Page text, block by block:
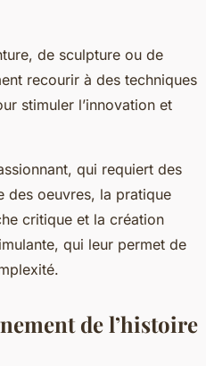
de sculpture ou de
recourir à des techniques
stimuler l’innovation et
qui requiert des
des oeuvres, la pratique
critique et la création
qui leur permet de
de l’histoire